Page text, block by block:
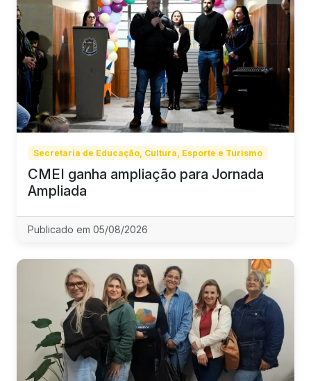
Secretaria de Educação, Cultura, Esporte e Turismo
CMEI ganha ampliação para Jornada
Ampliada
Publicado em 05/08/2026